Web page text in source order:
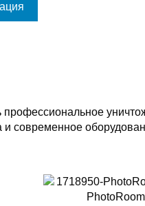
профессиональное
современное